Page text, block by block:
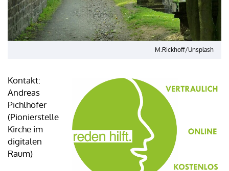
M.Rickhoff/Unsplash
Kontakt:
Andreas
Pichlhöfer
(Pionierstelle
Kirche im
digitalen
Raum)